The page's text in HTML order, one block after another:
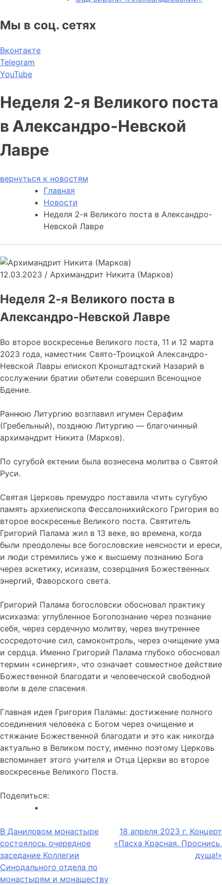
Мы в соц. сетях
Вконтакте
Telegram
YouTube
Неделя 2-я Великого поста
в Александро-Невской
Лавре
вернуться к новостям
Главная
Новости
Неделя 2-я Великого поста в Александро-
Невской Лавре
12.03.2023 / Архимандрит Никита (Марков)
Неделя 2-я Великого поста в
Александро-Невской Лавре
Во второе воскресенье Великого поста, 11 и 12 марта
2023 года, наместник Свято-Троицкой Александро-
Невской Лавры епископ Кронштадтский Назарий в
сослужении братии обители совершил Всенощное
Бдение.
Раннюю Литургию возглавил игумен Серафим
(Гребельный), позднюю Литургию — благочинный
архимандрит Никита (Марков).
По сугубой ектении была вознесена молитва о Святой
Руси.
Святая Церковь премудро поставила чтить сугубую
память архиепископа Фессалоникийского Григория во
второе воскресенье Великого поста. Святитель
Григорий Палама жил в 13 веке, во времена, когда
были преодолены все богословские неясности и ереси,
и люди стремились уже к высшему познанию Бога
через аскетику, исихазм, созерцания Божественных
энергий, Фаворского света.
Григорий Палама богословски обосновал практику
исихазма: углубленное Богопознание через познание
себя, через сердечную молитву, через внутреннее
сосредоточие сил, самоконтроль, через очищение ума
и сердца. Именно Григорий Палама глубоко обосновал
термин «синергия», что означает совместное действие
Божественной благодати и человеческой свободной
воли в деле спасения.
Главная идея Григория Паламы: достижение полного
соединения человека с Богом через очищение и
стяжание Божественной благодати и это как никогда
актуально в Великом посту, именно поэтому Церковь
вспоминает этого учителя и Отца Церкви во второе
воскресенье Великого Поста.
Поделиться:
Навигация
по
записям
В Даниловом монастыре
состоялось очередное
заседание Коллегии
Синодального отдела по
монастырям и монашеству
18 апреля 2023 г. Концерт
«Пасха Красная. Проснись,
душа!»